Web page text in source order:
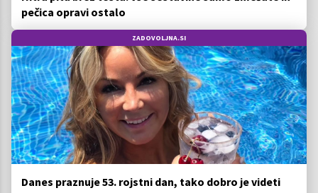
pečica opravi ostalo
ZADOVOLJNA.SI
Danes praznuje 53. rojstni dan, tako dobro je videti